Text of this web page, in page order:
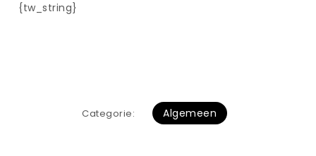
{tw_string}
Categorie: Algemeen